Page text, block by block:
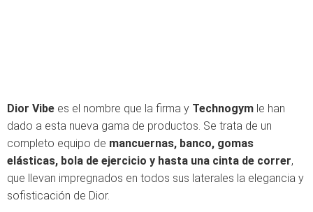
Dior Vibe es el nombre que la firma y Technogym le han
dado a esta nueva gama de productos. Se trata de un
completo equipo de mancuernas, banco, gomas
elásticas, bola de ejercicio y hasta una cinta de correr,
que llevan impregnados en todos sus laterales la elegancia y
sofisticación de Dior.